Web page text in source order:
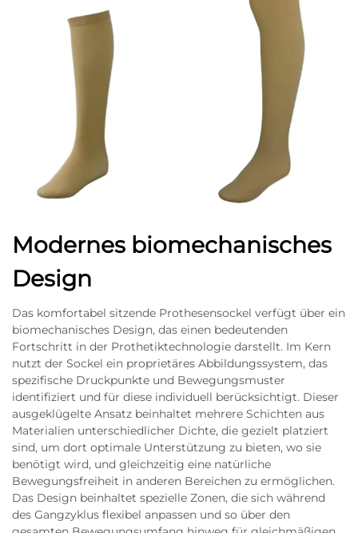
Modernes biomechanisches
Design
Das komfortabel sitzende Prothesensockel verfügt über ein
biomechanisches Design, das einen bedeutenden
Fortschritt in der Prothetiktechnologie darstellt. Im Kern
nutzt der Sockel ein proprietäres Abbildungssystem, das
spezifische Druckpunkte und Bewegungsmuster
identifiziert und für diese individuell berücksichtigt. Dieser
ausgeklügelte Ansatz beinhaltet mehrere Schichten aus
Materialien unterschiedlicher Dichte, die gezielt platziert
sind, um dort optimale Unterstützung zu bieten, wo sie
benötigt wird, und gleichzeitig eine natürliche
Bewegungsfreiheit in anderen Bereichen zu ermöglichen.
Das Design beinhaltet spezielle Zonen, die sich während
des Gangzyklus flexibel anpassen und so über den